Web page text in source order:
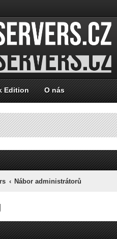
Edition O nás
Nábor administrátorů